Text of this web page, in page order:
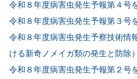
令和８年度病害虫発生予報第４号
令和８年度病害虫発生予報第３号
令和８年度病害虫発生予察技術情
ける新奇ノメイガ類の発生と防除
令和８年度病害虫発生予報第２号